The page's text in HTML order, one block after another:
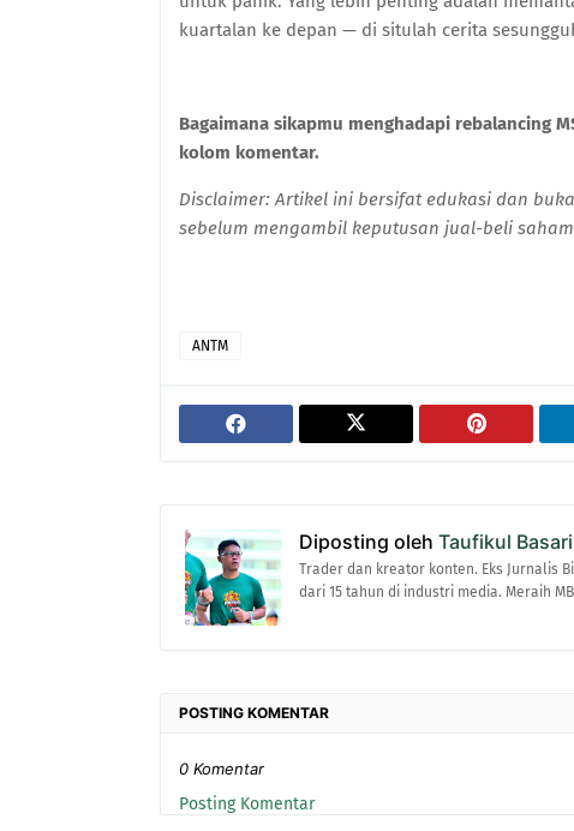
kuartalan ke depan — di situlah cerita
Bagaimana sikapmu menghadapi rebalancing
kolom komentar.
Disclaimer: Artikel ini bersifat edukasi dan
sebelum mengambil keputusan jual-beli
ANTM
Diposting oleh Taufikul
Trader dan kreator konten. Eks Jurnalis
dari 15 tahun di industri media. Meraih
POSTING KOMENTAR
0 Komentar
Posting Komentar